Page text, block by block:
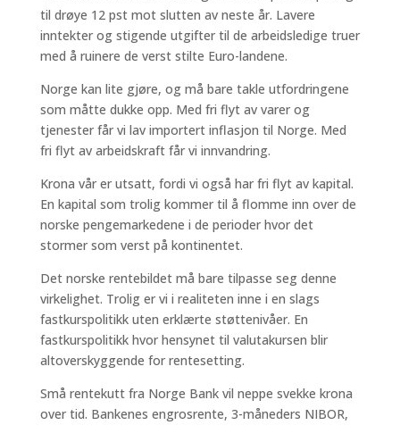
til drøye 12 pst mot slutten av neste år. Lavere
inntekter og stigende utgifter til de arbeidsledige truer
med å ruinere de verst stilte Euro-landene.
Norge kan lite gjøre, og må bare takle utfordringene
som måtte dukke opp. Med fri flyt av varer og
tjenester får vi lav importert inflasjon til Norge. Med
fri flyt av arbeidskraft får vi innvandring.
Krona vår er utsatt, fordi vi også har fri flyt av kapital.
En kapital som trolig kommer til å flomme inn over de
norske pengemarkedene i de perioder hvor det
stormer som verst på kontinentet.
Det norske rentebildet må bare tilpasse seg denne
virkelighet. Trolig er vi i realiteten inne i en slags
fastkurspolitikk uten erklærte støttenivåer. En
fastkurspolitikk hvor hensynet til valutakursen blir
altoverskyggende for rentesetting.
Små rentekutt fra Norge Bank vil neppe svekke krona
over tid. Bankenes engrosrente, 3-måneders NIBOR,